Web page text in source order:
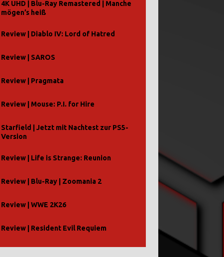
4K UHD | Blu-Ray Remastered | Manche
mögen’s heiß
Review | Diablo IV: Lord of Hatred
Review | SAROS
Review | Pragmata
Review | Mouse: P.I. for Hire
Starfield | Jetzt mit Nachtest zur PS5-
Version
Review | Life is Strange: Reunion
Review | Blu-Ray | Zoomania 2
Review | WWE 2K26
Review | Resident Evil Requiem